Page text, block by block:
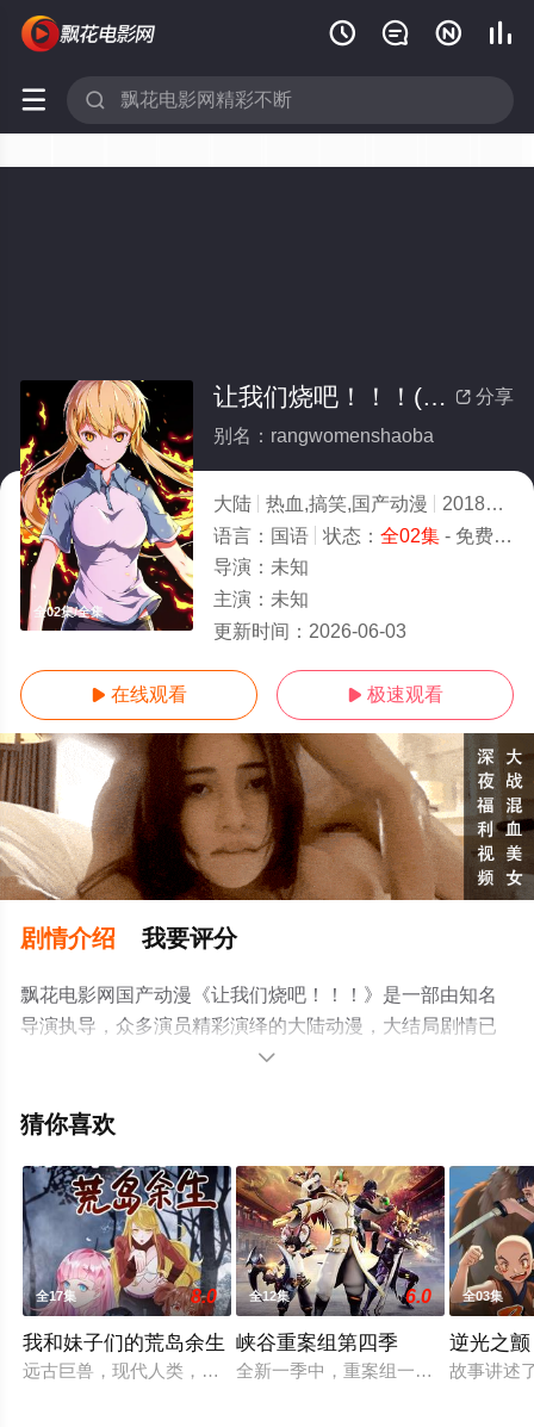
   
 
全02集/全集
 分享
让我们烧吧！！！(全集)
别名：rangwomenshaoba
大陆 热血,搞笑,国产动漫 2018
5.0
语言： 国语 状态： 全02集- 免费在线观看
导演： 未知
主演： 未知
更新时间： 2026-06-03
 在线观看  极速观看
剧情介绍 我要评分
飘花电影网国产动漫《让我们烧吧！！！》是一部由知名
导演执导，众多演员精彩演绎的大陆动漫，大结局剧情已
揭晓（全02集），手机免费观看高清未删减完整版动漫全
猫或剧情网等平台了解。

猜你喜欢
全17集 8.0
我和妹子们的荒岛余生
远古巨兽，现代人类，未来科技，时空混乱的荒岛；石器时代
全12集 6.0
峡谷重案组第四季
全新一季中，重案组一行人为追求
全03集
逆光之颤
故事讲述